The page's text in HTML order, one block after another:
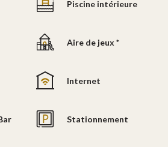
Piscine intérieure
Aire de jeux *
Internet
Stationnement